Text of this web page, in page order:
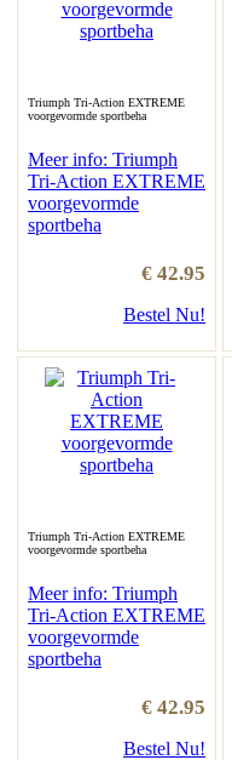
Triumph Tri-Action EXTREME
voorgevormde sportbeha
Meer info: Triumph
Tri-Action EXTREME
voorgevormde
sportbeha
€ 42.95
Bestel Nu!
Triumph Tri-Action EXTREME
voorgevormde sportbeha
Meer info: Triumph
Tri-Action EXTREME
voorgevormde
sportbeha
€ 42.95
Bestel Nu!